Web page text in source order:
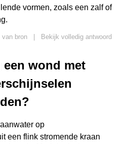
vormen, zoals een zalf of
van bron
Bekijk volledig antwoord
een wond met
op
een flink stromende kraan